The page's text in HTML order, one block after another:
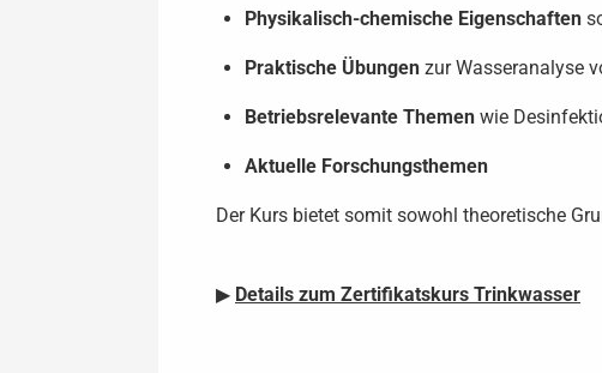
Physikalisch-chemische Eigenschaften
Praktische Übungen zur Wasseranalyse
Betriebsrelevante Themen wie
Aktuelle Forschungsthemen
Der Kurs bietet somit sowohl theoretische
▶ Details zum Zertifikatskurs Trinkwasser